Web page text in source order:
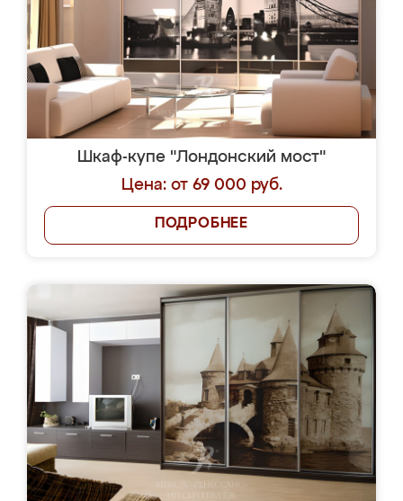
Шкаф-купе "Лондонский мост"
Цена: от 69 000 руб.
ПОДРОБНЕЕ